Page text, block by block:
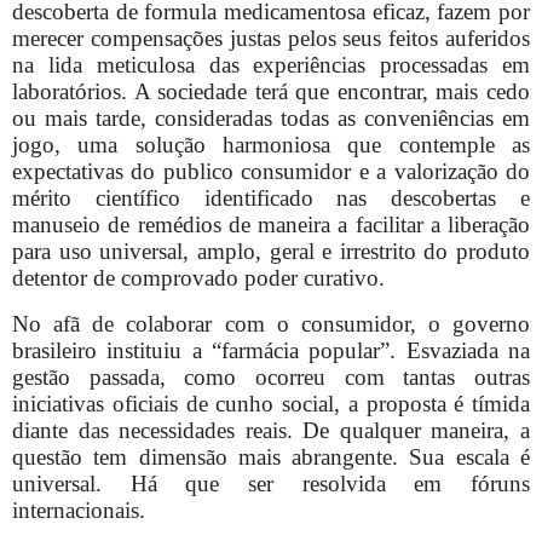
descoberta de formula medicamentosa eficaz, fazem por
merecer compensações justas pelos seus feitos auferidos
na lida meticulosa das experiências processadas em
laboratórios. A sociedade terá que encontrar, mais cedo
ou mais tarde, consideradas todas as conveniências em
jogo, uma solução harmoniosa que contemple as
expectativas do publico consumidor e a valorização do
mérito científico identificado nas descobertas e
manuseio de remédios de maneira a facilitar a liberação
para uso universal, amplo, geral e irrestrito do produto
detentor de comprovado poder curativo.
No afã de colaborar com o consumidor, o governo
brasileiro instituiu a “farmácia popular”. Esvaziada na
gestão passada, como ocorreu com tantas outras
iniciativas oficiais de cunho social, a proposta é tímida
diante das necessidades reais. De qualquer maneira, a
questão tem dimensão mais abrangente. Sua escala é
universal. Há que ser resolvida em fóruns
internacionais.